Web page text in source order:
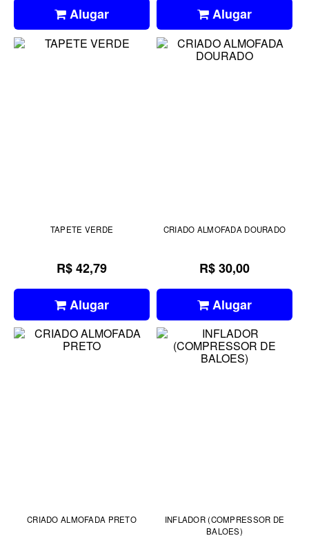
Alugar Alugar
TAPETE VERDE
R$ 42,79
Alugar
CRIADO ALMOFADA DOURADO
R$ 30,00
Alugar
CRIADO ALMOFADA PRETO
INFLADOR (COMPRESSOR DE
BALOES)